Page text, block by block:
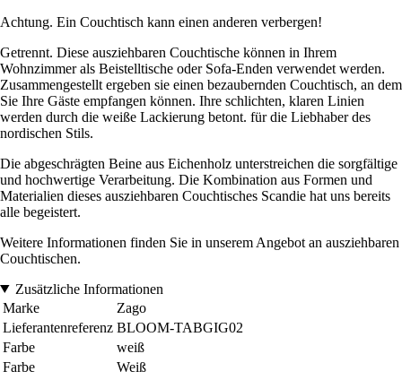
Achtung. Ein Couchtisch kann einen anderen verbergen!
Getrennt. Diese ausziehbaren Couchtische können in Ihrem
Wohnzimmer als Beistelltische oder Sofa-Enden verwendet werden.
Zusammengestellt ergeben sie einen bezaubernden Couchtisch, an dem
Sie Ihre Gäste empfangen können. Ihre schlichten, klaren Linien
werden durch die weiße Lackierung betont. für die Liebhaber des
nordischen Stils.
Die abgeschrägten Beine aus Eichenholz unterstreichen die sorgfältige
und hochwertige Verarbeitung. Die Kombination aus Formen und
Materialien dieses ausziehbaren Couchtisches Scandie hat uns bereits
alle begeistert.
Weitere Informationen finden Sie in unserem Angebot an ausziehbaren
Couchtischen.
Zusätzliche Informationen
Marke
Zago
Lieferantenreferenz BLOOM-TABGIG02
Farbe
weiß
Farbe
Weiß